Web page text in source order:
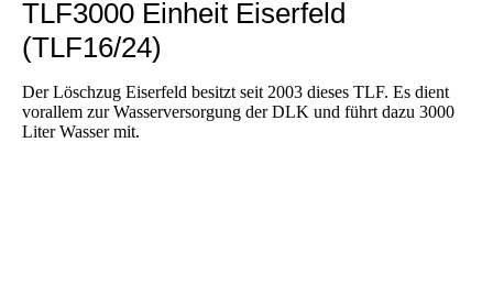
TLF3000 Einheit Eiserfeld
(TLF16/24)
Der Löschzug Eiserfeld besitzt seit 2003 dieses TLF. Es dient
vorallem zur Wasserversorgung der DLK und führt dazu 3000
Liter Wasser mit.